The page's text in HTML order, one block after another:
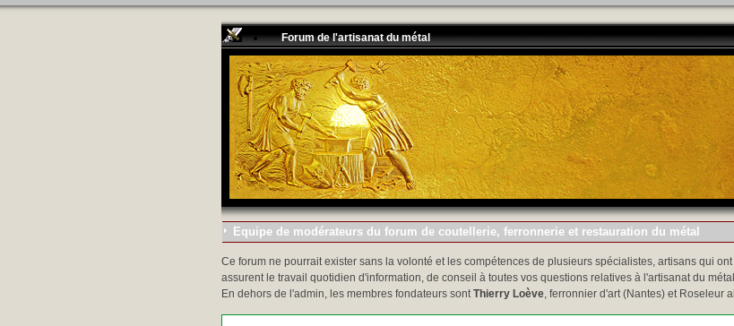
Forum de l'artisanat du métal
Equipe de modérateurs du forum de coutellerie, ferronnerie et restauration du métal
Ce forum ne pourrait exister sans la volonté et les compétences de plusieurs spécialistes, artisans qui
assurent le travail quotidien d'information, de conseil à toutes vos questions relatives à l'artisanat du
En dehors de l'admin, les membres fondateurs sontThierry Loève, ferronnier d'art (Nantes) et Roseleur